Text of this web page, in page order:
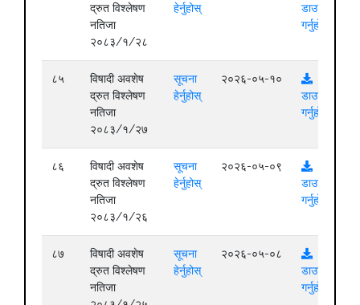
द्रुत विश्लेषण
नतिजा
२०८३/१/२८
हेर्नुहोस्
डाउनलोड
गर्नुहोस्
८५
विषादी अवशेष
द्रुत विश्लेषण
नतिजा
२०८३/१/२७
सूचना
हेर्नुहोस्
२०२६-०५-१०
डाउनलोड
गर्नुहोस्
८६
विषादी अवशेष
द्रुत विश्लेषण
नतिजा
२०८३/१/२६
सूचना
हेर्नुहोस्
२०२६-०५-०९
डाउनलोड
गर्नुहोस्
८७
विषादी अवशेष
द्रुत विश्लेषण
नतिजा
सूचना
हेर्नुहोस्
२०२६-०५-०८
डाउनलोड
गर्नुहोस्